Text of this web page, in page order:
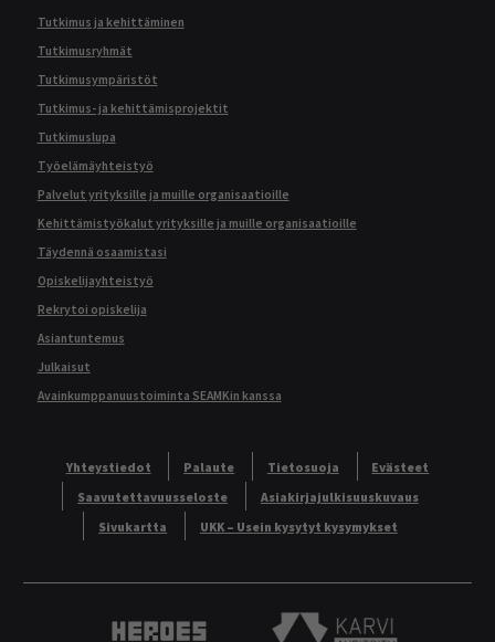
Tutkimus ja kehittäminen
Tutkimusryhmät
Tutkimusympäristöt
Tutkimus- ja kehittämisprojektit
Tutkimuslupa
Työelämäyhteistyö
Palvelut yrityksille ja muille organisaatioille
Kehittämistyökalut yrityksille ja muille organisaatioille
Täydennä osaamistasi
Opiskelijayhteistyö
Rekrytoi opiskelija
Asiantuntemus
Julkaisut
Avainkumppanuustoiminta SEAMKin kanssa
Yhteystiedot Palaute Tietosuoja
Evästeet
Saavutettavuusseloste
Asiakirjajulkisuuskuvaus
Sivukartta
UKK – Usein kysytyt kysymykset